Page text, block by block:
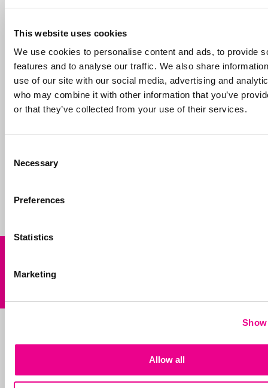
This website uses cookies
We use cookies to personalise content and ads, to provide
features and to analyse our traffic. We also share
use of our site with our social media, advertising and
who may combine it with other information that you’ve
or that they’ve collected from your use of their services.
Selection
Necessary
Preferences
Statistics
Marketing
Allow all
juiste organisaties
de vele frauduleuze
bedrijven) en
ondersteunen wij onze
klanten bij kwesties.
Daarnaast zijn we
sparringpartner van
hoe nieuwe ideeën
diensten